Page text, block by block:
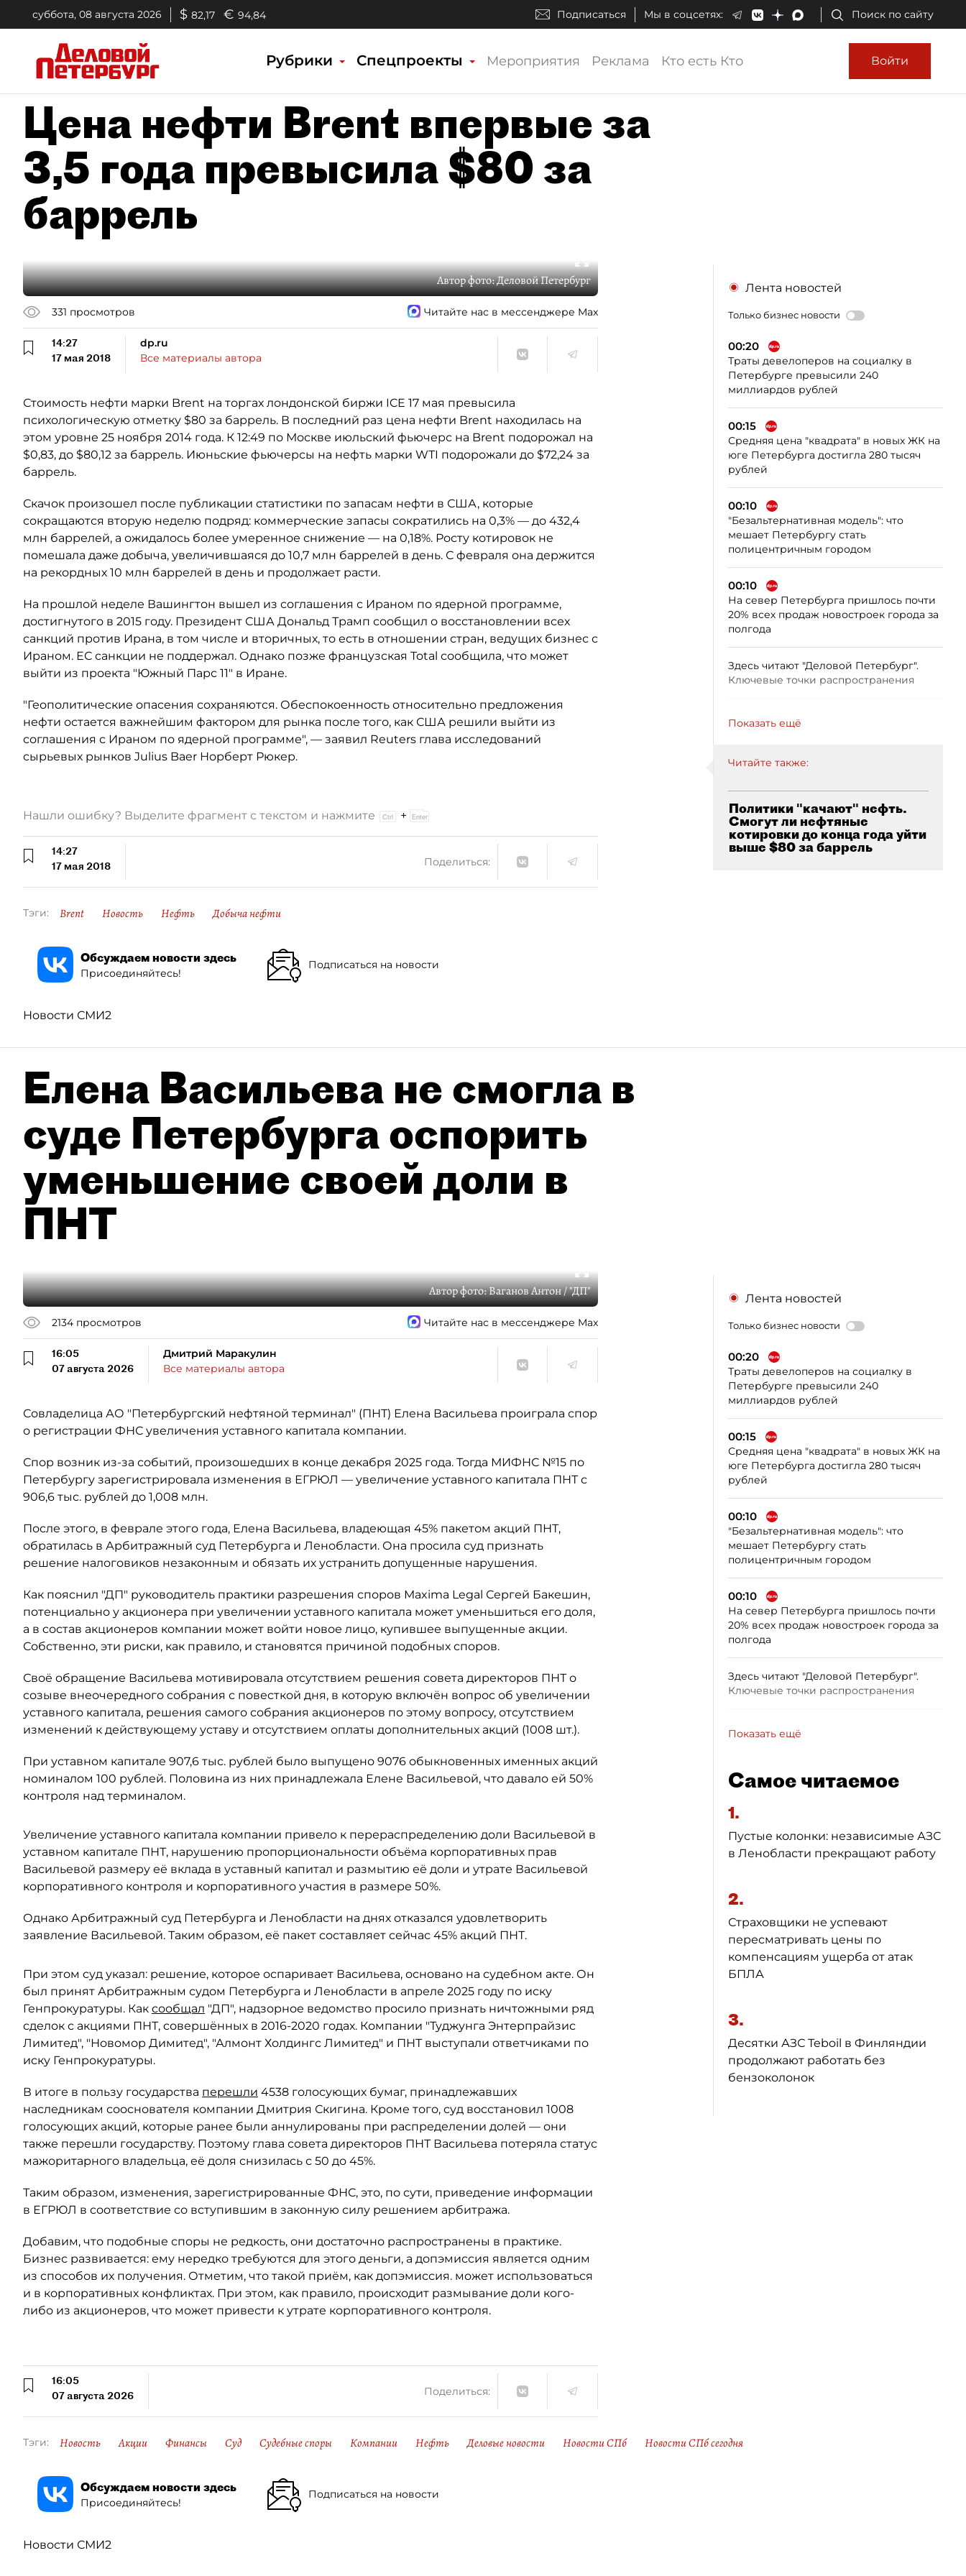
суббота, 08 августа 2026 $ 82,17 € 94,84 Подписаться Мы в соцсетях: Поиск по сайту
Рубрики Спецпроекты Мероприятия Реклама Кто есть Кто Войти
Цена нефти Brent впервые за
3,5 года превысила $80 за
баррель
Автор фото:Деловой Петербург
331 просмотров Читайте нас в мессенджере Max
14:27
17 мая 2018
dp.ru
Все материалы автора
Стоимость нефти марки Brent на торгах лондонской биржи ICE 17 мая превысила
психологическую отметку $80 за баррель. В последний раз цена нефти Brent находилась на
этом уровне 25 ноября 2014 года. К 12:49 по Москве июльский фьючерс на Brent подорожал на
$0,83, до $80,12 за баррель. Июньские фьючерсы на нефть марки WTI подорожали до $72,24 за
баррель.
Скачок произошел после публикации статистики по запасам нефти в США, которые
сокращаются вторую неделю подряд: коммерческие запасы сократились на 0,3% — до 432,4
млн баррелей, а ожидалось более умеренное снижение — на 0,18%. Росту котировок не
помешала даже добыча, увеличившаяся до 10,7 млн баррелей в день. С февраля она держится
на рекордных 10 млн баррелей в день и продолжает расти.
На прошлой неделе Вашингтон вышел из соглашения с Ираном по ядерной программе,
достигнутого в 2015 году. Президент США Дональд Трамп сообщил о восстановлении всех
санкций против Ирана, в том числе и вторичных, то есть в отношении стран, ведущих бизнес с
Ираном. ЕС санкции не поддержал. Однако позже французская Total сообщила, что может
выйти из проекта "Южный Парс 11" в Иране.
"Геополитические опасения сохраняются. Обеспокоенность относительно предложения
нефти остается важнейшим фактором для рынка после того, как США решили выйти из
соглашения с Ираном по ядерной программе", — заявил Reuters глава исследований
сырьевых рынков Julius Baer Норберт Рюкер.
Лента новостей
Только бизнес новости
00:20
Траты девелоперов на социалку в
Петербурге превысили 240
миллиардов рублей
00:15
Средняя цена "квадрата" в новых ЖК на
юге Петербурга достигла 280 тысяч
рублей
00:10
"Безальтернативная модель": что
мешает Петербургу стать
полицентричным городом
00:10
На север Петербурга пришлось почти
20% всех продаж новостроек города за
полгода
Здесь читают "Деловой Петербург".
Ключевые точки распространения
Показать ещё
Читайте также:
Политики "качают" нефть.
Смогут ли нефтяные
котировки до конца года уйти
выше $80 за баррель
Нашли ошибку? Выделите фрагмент с текстом и нажмите +
14:27
17 мая 2018
Поделиться:
Тэги: Brent Новость Нефть Добыча нефти
Обсуждаем новости здесь
Присоединяйтесь!
Подписаться на новости
Новости СМИ2
Елена Васильева не смогла в
суде Петербурга оспорить
уменьшение своей доли в
ПНТ
Автор фото:Ваганов Антон / "ДП"
2134 просмотров Читайте нас в мессенджере Max
16:05
07 августа 2026
Дмитрий Маракулин
Все материалы автора
Совладелица АО "Петербургский нефтяной терминал" (ПНТ) Елена Васильева проиграла спор
о регистрации ФНС увеличения уставного капитала компании.
Спор возник из-за событий, произошедших в конце декабря 2025 года. Тогда МИФНС №15 по
Петербургу зарегистрировала изменения в ЕГРЮЛ — увеличение уставного капитала ПНТ с
906,6 тыс. рублей до 1,008 млн.
После этого, в феврале этого года, Елена Васильева, владеющая 45% пакетом акций ПНТ,
обратилась в Арбитражный суд Петербурга и Ленобласти. Она просила суд признать
решение налоговиков незаконным и обязать их устранить допущенные нарушения.
Как пояснил "ДП" руководитель практики разрешения споров Maxima Legal Сергей Бакешин,
потенциально у акционера при увеличении уставного капитала может уменьшиться его доля,
а в состав акционеров компании может войти новое лицо, купившее выпущенные акции.
Собственно, эти риски, как правило, и становятся причиной подобных споров.
Своё обращение Васильева мотивировала отсутствием решения совета директоров ПНТ о
созыве внеочередного собрания с повесткой дня, в которую включён вопрос об увеличении
уставного капитала, решения самого собрания акционеров по этому вопросу, отсутствием
изменений к действующему уставу и отсутствием оплаты дополнительных акций (1008 шт.).
При уставном капитале 907,6 тыс. рублей было выпущено 9076 обыкновенных именных акций
номиналом 100 рублей. Половина из них принадлежала Елене Васильевой, что давало ей 50%
контроля над терминалом.
Увеличение уставного капитала компании привело к перераспределению доли Васильевой в
уставном капитале ПНТ, нарушению пропорциональности объёма корпоративных прав
Васильевой размеру её вклада в уставный капитал и размытию её доли и утрате Васильевой
корпоративного контроля и корпоративного участия в размере 50%.
Однако Арбитражный суд Петербурга и Ленобласти на днях отказался удовлетворить
заявление Васильевой. Таким образом, её пакет составляет сейчас 45% акций ПНТ.
При этом суд указал: решение, которое оспаривает Васильева, основано на судебном акте. Он
был принят Арбитражным судом Петербурга и Ленобласти в апреле 2025 году по иску
Генпрокуратуры. Как сообщал "ДП", надзорное ведомство просило признать ничтожными ряд
сделок с акциями ПНТ, совершённых в 2016-2020 годах. Компании "Туджунга Энтерпрайзис
Лимитед", "Новомор Димитед", "Алмонт Холдингс Лимитед" и ПНТ выступали ответчиками по
иску Генпрокуратуры.
В итоге в пользу государства перешли 4538 голосующих бумаг, принадлежавших
наследникам сооснователя компании Дмитрия Скигина. Кроме того, суд восстановил 1008
голосующих акций, которые ранее были аннулированы при распределении долей — они
также перешли государству. Поэтому глава совета директоров ПНТ Васильева потеряла статус
мажоритарного владельца, её доля снизилась с 50 до 45%.
Таким образом, изменения, зарегистрированные ФНС, это, по сути, приведение информации
в ЕГРЮЛ в соответствие со вступившим в законную силу решением арбитража.
Добавим, что подобные споры не редкость, они достаточно распространены в практике.
Бизнес развивается: ему нередко требуются для этого деньги, а допэмиссия является одним
из способов их получения. Отметим, что такой приём, как допэмиссия. может использоваться
и в корпоративных конфликтах. При этом, как правило, происходит размывание доли кого-
либо из акционеров, что может привести к утрате корпоративного контроля.
Лента новостей
Только бизнес новости
00:20
Траты девелоперов на социалку в
Петербурге превысили 240
миллиардов рублей
00:15
Средняя цена "квадрата" в новых ЖК на
юге Петербурга достигла 280 тысяч
рублей
00:10
"Безальтернативная модель": что
мешает Петербургу стать
полицентричным городом
00:10
На север Петербурга пришлось почти
20% всех продаж новостроек города за
полгода
Здесь читают "Деловой Петербург".
Ключевые точки распространения
Показать ещё
Самое читаемое
1.
Пустые колонки: независимые АЗС
в Ленобласти прекращают работу
2.
Страховщики не успевают
пересматривать цены по
компенсациям ущерба от атак
БПЛА
3.
Десятки АЗС Teboil в Финляндии
продолжают работать без
бензоколонок
16:05
07 августа 2026
Поделиться:
Тэги: Новость Акции Финансы Суд Судебные споры Компании Нефть Деловые новости Новости СПб Новости СПб сегодня
Обсуждаем новости здесь
Присоединяйтесь!
Подписаться на новости
Новости СМИ2